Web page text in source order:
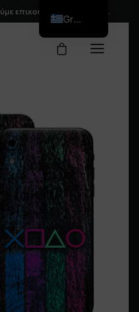
επικοινωνήστε μαζί μας.
Greek